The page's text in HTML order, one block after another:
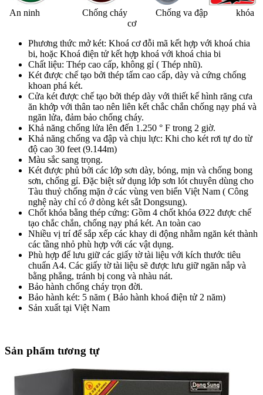
An ninh Chống cháy Chống va đập khóa
cơ
Phương thức mở két: Khoá cơ đỗi mã kết hợp với khoá chia
bi, hoặc Khoá điện tử kết hợp khoá với khoá chia bi
Chất liệu: Thép cao cấp, không gỉ ( Thép nhũ).
Két được chế tạo bởi thép tấm cao cấp, dày và cứng chống
khoan phá két.
Cửa két được chế tạo bởi thép dày với thiết kế hình răng cưa
ăn khớp với thân tao nên liên kết chắc chắn chống nạy phá và
ngăn lửa, đảm bảo chống cháy.
Khả năng chống lửa lên đến 1.250 ° F trong 2 giờ.
Khả năng chống va đập và chịu lực: Khi cho két rơi tự do từ
độ cao 30 feet (9.144m)
Màu sắc sang trọng.
Két được phủ bởi các lớp sơn dày, bóng, mịn và chống bong
sơn, chống gỉ. Đặc biệt sử dụng lớp sơn lót chuyên dùng cho
Tàu thuỷ chống mặn ở các vùng ven biển Việt Nam ( Công
nghệ này chỉ có ở dòng két sắt Dongsung).
Chốt khóa bằng thép cứng: Gồm 4 chốt khóa Ø22 được chế
tạo chắc chắn, chống nạy phá két. An toàn cao
Nhiều vị trí để sắp xếp các khay di động nhằm ngăn két thành
các tầng nhỏ phù hợp với các vật dụng.
Phù hợp để lưu giữ các giấy tờ tài liệu với kích thước tiêu
chuẩn A4. Các giấy tờ tài liệu sẽ được lưu giữ ngăn nắp và
bằng phẳng, tránh bị cong và nhàu nát.
Bảo hành chống cháy trọn đời.
Bảo hành két: 5 năm ( Bảo hành khoá điện tử 2 năm)
Sản xuất tại Việt Nam
Sản phẩm tương tự